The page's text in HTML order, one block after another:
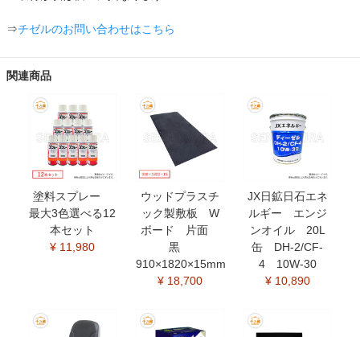
⇒チゼルのお問い合わせはこちら
関連商品
塗料スプレー
最大3色選べる12
本セット
¥ 11,980
ウッドプラスチ
ック製敷板 W
ボード 片面
黒
910×1820×15mm
¥ 18,700
JX日鉱日石エネ
ルギー エンジ
ンオイル 20L
缶 DH-2/CF-
4 10W-30
¥ 10,890